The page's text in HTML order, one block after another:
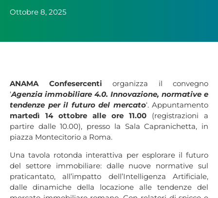
Ottobre 8, 2025
ANAMA Confesercenti organizza il convegno
‘Agenzia immobiliare 4.0. Innovazione, normative e
tendenze per il futuro del mercato‘. Appuntamento
martedì 14 ottobre alle ore 11.00 (registrazioni a
partire dalle 10.00), presso la Sala Capranichetta, in
piazza Montecitorio a Roma.
Una tavola rotonda interattiva per esplorare il futuro
del settore immobiliare: dalle nuove normative sul
praticantato, all’impatto dell’Intelligenza Artificiale,
dalle dinamiche della locazione alle tendenze del